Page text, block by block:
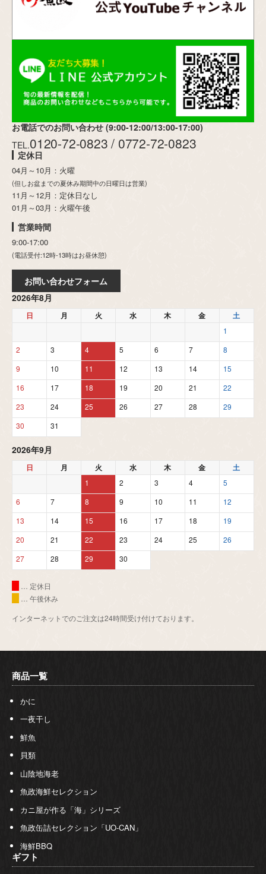
お電話でのお問い合わせ (9:00-12:00/13:00-17:00)
TEL.0120-72-0823 / 0772-72-0823
定休日
04月～10月：火曜
(但しお盆までの夏休み期間中の日曜日は営業)
11月～12月：定休日なし
01月～03月：火曜午後
営業時間
9:00-17:00
(電話受付:12時-13時はお昼休憩)
お問い合わせフォーム
2026年8月
日 月 火 水 木 金 土
1
2
3 4 5 6 7
8
9
10 11 12 13 14
15
16
17 18 19 20 21
22
23
24 25 26 27 28
29
30
31
2026年9月
日 月 火 水 木 金 土
1 2 3 4
5
6
7 8 9 10 11
12
13
14 15 16 17 18
19
20
21 22 23 24 25
26
27
28 29 30
… 定休日
… 午後休み
インターネットでのご注文は24時間受け付けております。
商品一覧
かに
一夜干し
鮮魚
貝類
山陰地海老
魚政海鮮セレクション
カニ屋が作る「海」シリーズ
魚政缶詰セレクション「UO-CAN」
海鮮BBQ
ギフト